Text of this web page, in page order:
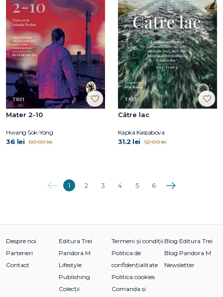
Mater 2-10
Hwang Sok-Yong
36 lei 60.00 lei
Către lac
Kapka Kassabova
31.2 lei 52.00 lei
Anterioara
1 2 3 4 5 6 Următoarea
Despre noi
Parteneri
Contact
Editura Trei
Pandora M
Lifestyle
Publishing
Colecții
Termeni și condiții
Politica de
confidențialitate
Politica cookies
Comanda si
Blog Editura Trei
Blog Pandora M
Newsletter